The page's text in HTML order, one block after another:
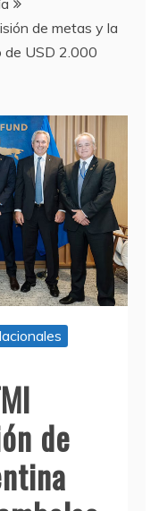
de metas y la
de USD 2.000
de